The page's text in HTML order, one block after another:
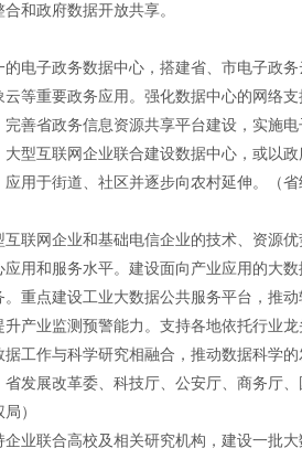
和政府数据开放共享。
电子政务数据中心，搭建省、市电子政
等重要政务应用。强化数据中心的网络
善省政务信息资源共享平台建设，实施
型互联网企业联合建设数据中心，或以
用于街道、社区并逐步向农村延伸。（
联网企业和基础电信企业的技术、资源
用和服务水平。建设面向产业应用的大
重点建设工业大数据公共服务平台，推
产业监测预警能力。支持各地依托行业
工作与科学研究相融合，推动数据科学
发展改革委、科技厅、公安厅、商务厅
）
业联合高校及相关研究机构，建设一批